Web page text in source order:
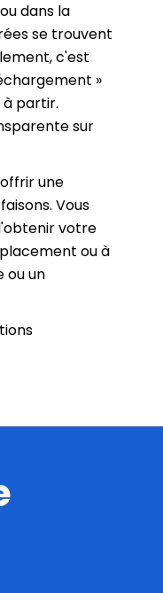
dans la
se trouvent
c'est
»
partir.
sur
une
Vous
votre
ou à
ou un